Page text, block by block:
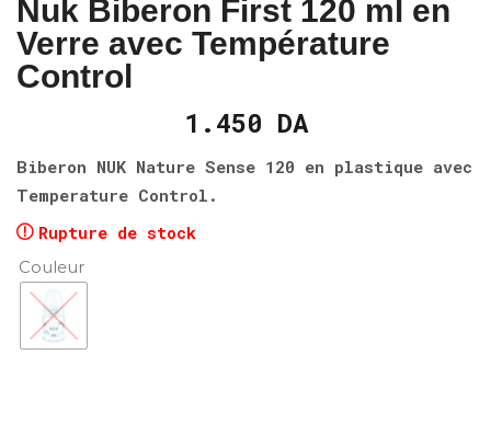
Nuk Biberon First 120 ml en
Verre avec Température
Control
1.450 DA
Biberon NUK Nature Sense 120 en plastique avec
Temperature Control.
Rupture de stock
Couleur